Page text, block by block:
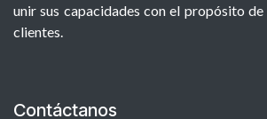
unir sus capacidades con el propósito
clientes.
Contáctanos